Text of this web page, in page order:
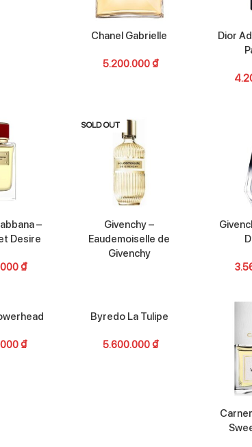
Chanel Gabrielle
5.200.000₫
Dior
–
Desire
₫
SOLD OUT
Givenchy –
Eaudemoiselle de
Givenchy
₫
Byredo La Tulipe
5.600.000₫